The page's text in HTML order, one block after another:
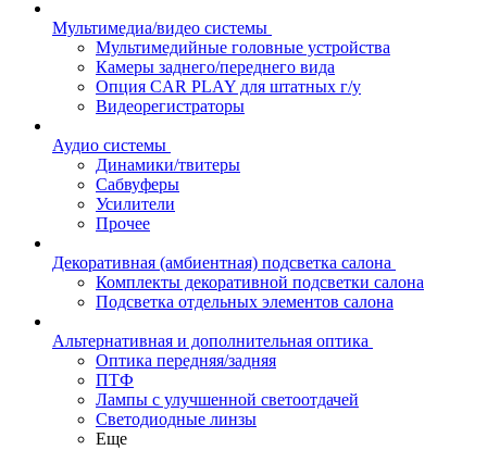
Мультимедиа/видео системы
Мультимедийные головные устройства
Камеры заднего/переднего вида
Опция CAR PLAY для штатных г/у
Видеорегистраторы
Аудио системы
Динамики/твитеры
Сабвуферы
Усилители
Прочее
Декоративная (амбиентная) подсветка салона
Комплекты декоративной подсветки салона
Подсветка отдельных элементов салона
Альтернативная и дополнительная оптика
Оптика передняя/задняя
ПТФ
Лампы с улучшенной светоотдачей
Светодиодные линзы
Еще